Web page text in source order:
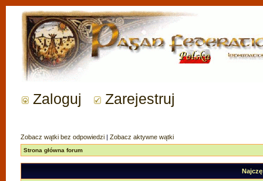
Zaloguj Zarejestruj
Zobacz wątki bez odpowiedzi | Zobacz aktywne wątki
Strona główna forum